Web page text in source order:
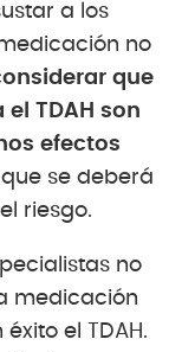
a los
no
que
TDAH son
efectos
se deberá
riesgo.
no
medicación
el TDAH.